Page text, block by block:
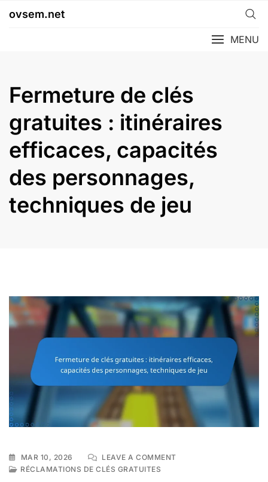
ovsem.net
MENU
Fermeture de clés
gratuites : itinéraires
efficaces, capacités
des personnages,
techniques de jeu
MAR 10, 2026 LEAVE A COMMENTON
RÉCLAMATIONS DE CLÉS GRATUITES